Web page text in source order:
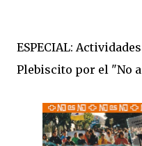
ESPECIAL:
Plebiscito por el "No